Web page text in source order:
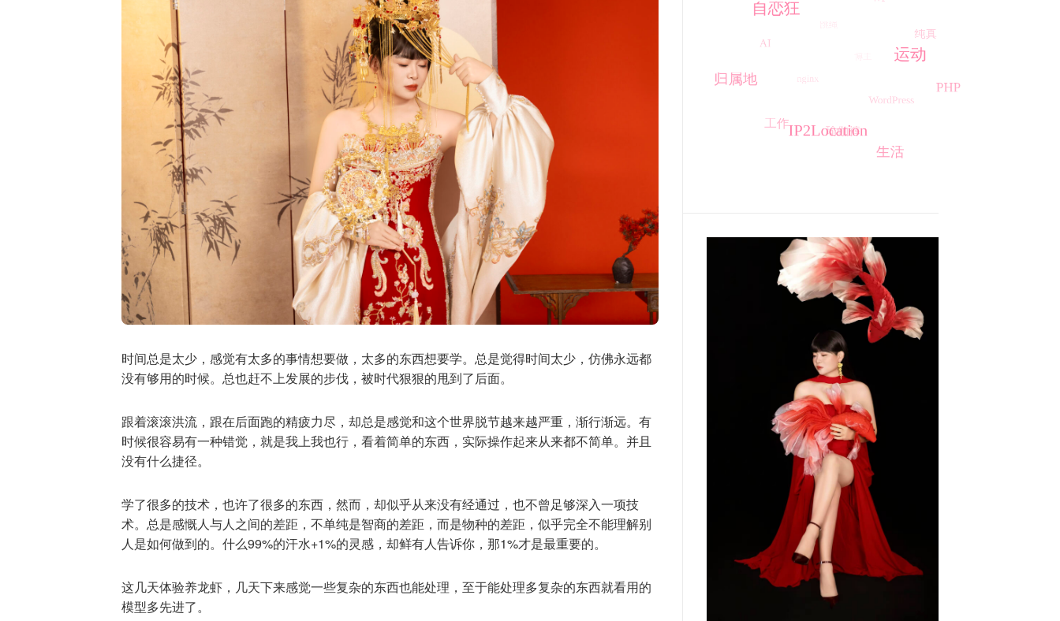
时间总是太少，感觉有太多的事情想要做，太多的东西想要学。总是觉得时间太少，仿佛永远都
没有够用的时候。总也赶不上发展的步伐，被时代狠狠的甩到了后面。
跟着滚滚洪流，跟在后面跑的精疲力尽，却总是感觉和这个世界脱节越来越严重，渐行渐远。有
时候很容易有一种错觉，就是我上我也行，看着简单的东西，实际操作起来从来都不简单。并且
没有什么捷径。
学了很多的技术，也许了很多的东西，然而，却似乎从来没有经通过，也不曾足够深入一项技
术。总是感慨人与人之间的差距，不单纯是智商的差距，而是物种的差距，似乎完全不能理解别
人是如何做到的。什么99%的汗水+1%的灵感，却鲜有人告诉你，那1%才是最重要的。
这几天体验养龙虾，几天下来感觉一些复杂的东西也能处理，至于能处理多复杂的东西就看用的
模型多先进了。